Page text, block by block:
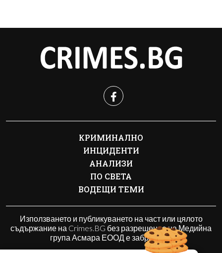
КРИМИНАЛНО
ИНЦИДЕНТИ
АНАЛИЗИ
ПО СВЕТА
ВОДЕЩИ ТЕМИ
Използването и публикуването на част или цялото
съдържание на Crimes.BG без разрешение на Медийна
група Асмара ЕООД е забранено.